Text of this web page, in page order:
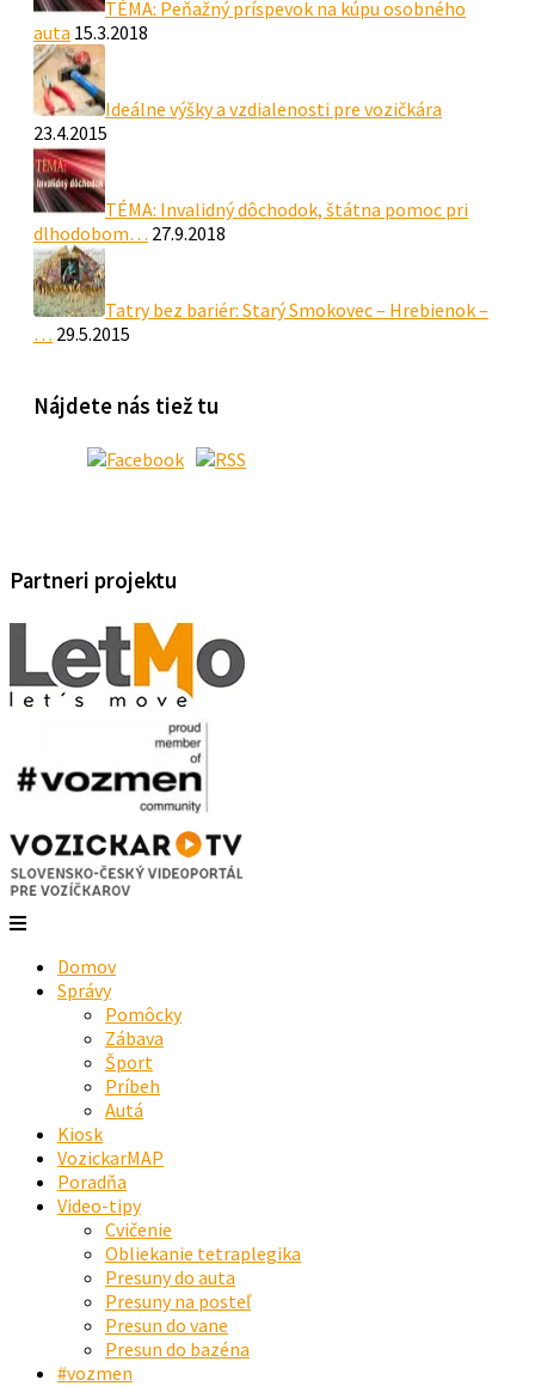
TÉMA: Peňažný príspevok na kúpu osobného
auta 15.3.2018
Ideálne výšky a vzdialenosti pre vozičkára
23.4.2015
TÉMA: Invalidný dôchodok, štátna pomoc pri
dlhodobom… 27.9.2018
Tatry bez bariér: Starý Smokovec – Hrebienok –
… 29.5.2015
Nájdete nás tiež tu
Partneri projektu
Domov
Správy
Pomôcky
Zábava
Šport
Príbeh
Autá
Kiosk
VozickarMAP
Poradňa
Video-tipy
Cvičenie
Obliekanie tetraplegika
Presuny do auta
Presuny na posteľ
Presun do vane
Presun do bazéna
#vozmen